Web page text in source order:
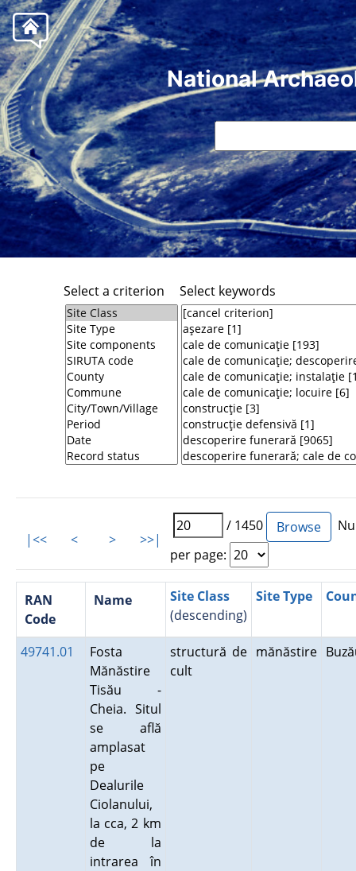
National
Select a criterion Select keywords
|<< < > >>|
/ 1450
per page:
RAN
Code
Name
Site Class
(descending)
Site Type
49741.01
Fosta
Mănăstire
Tisău -
Cheia. Situl
se află
amplasat
pe
Dealurile
Ciolanului,
la cca, 2 km
de la
intrarea în
structură de
cult
mănăstire